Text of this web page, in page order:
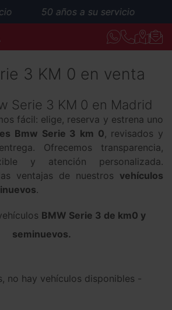
50 años a su servicio
3 KM 0 en venta
Serie 3 KM 0 en Madrid
fácil: elige, reserva y estrena uno
Bmw Serie 3 km 0, revisados y
Ofrecemos transparencia,
y atención personalizada.
ventajas de nuestros vehículos
.
BMW Serie 3 de km0 y
seminuevos.
no hay vehículos disponibles -